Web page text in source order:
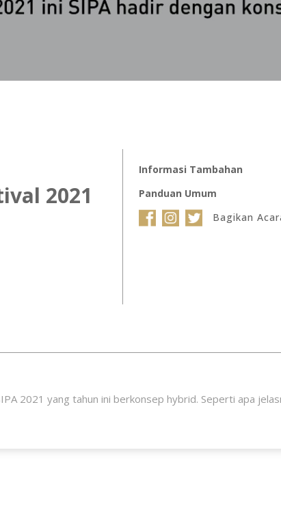
2021
Informasi Tambahan
Panduan Umum
Bagikan
2021 yang tahun ini berkonsep hybrid. Seperti apa